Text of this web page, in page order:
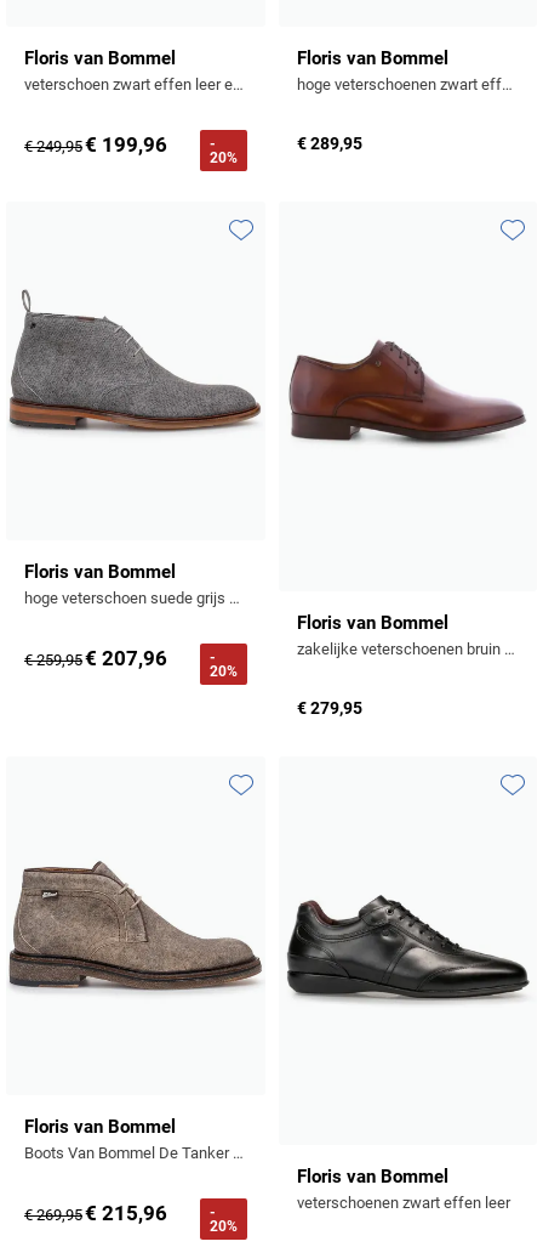
Floris van Bommel
veterschoen zwart effen leer en suede
€ 249,95€ 199,96
-
20%
Floris van Bommel
hoge veterschoenen zwart effen leer
€ 289,95
Floris van Bommel
hoge veterschoen suede grijs geprint
€ 259,95€ 207,96
-
20%
Floris van Bommel
zakelijke veterschoenen bruin effen leer
€ 279,95
Floris van Bommel
Boots Van Bommel De Tanker geprint suede
€ 269,95€ 215,96
-
20%
Floris van Bommel
veterschoenen zwart effen leer